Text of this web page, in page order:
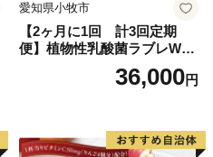
愛知県小牧市
【2ヶ月に1回 計3回定期
便】植物性乳酸菌ラブレW
プレーン36本（計108本）
36,000円